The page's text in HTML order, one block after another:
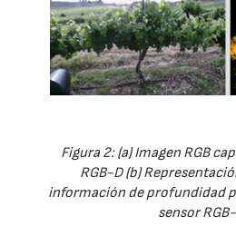
Figura 2: (a) Imagen RGB
RGB-D (b)
información de profundidad
sensor